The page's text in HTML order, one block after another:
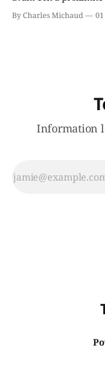
victimes aurait été
By Charles Michaud
Information